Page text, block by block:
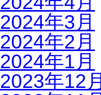
2024年3月
2024年2月
2024年1月
2023年12月